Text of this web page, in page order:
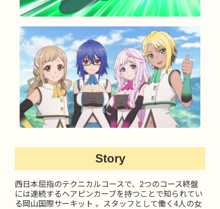
Story
西日本屈指のテクニカルコースで、2つのコース終盤
には連続するヘアピンカーブを持つことで知られてい
る岡山国際サーキット 。スタッフとして働く4人の女